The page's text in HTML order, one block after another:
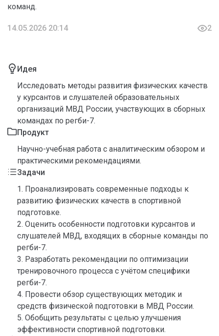
команд.
14.05.2026 20:14 2
Идея
Исследовать методы развития физических качеств
у курсантов и слушателей образовательных
организаций МВД России, участвующих в сборных
командах по регби-7.
Продукт
Научно-учебная работа с аналитическим обзором и
практическими рекомендациями.
Задачи
1. Проанализировать современные подходы к
развитию физических качеств в спортивной
подготовке.
2. Оценить особенности подготовки курсантов и
слушателей МВД, входящих в сборные команды по
регби-7.
3. Разработать рекомендации по оптимизации
тренировочного процесса с учётом специфики
регби-7.
4. Провести обзор существующих методик и
средств физической подготовки в МВД России.
5. Обобщить результаты с целью улучшения
эффективности спортивной подготовки.